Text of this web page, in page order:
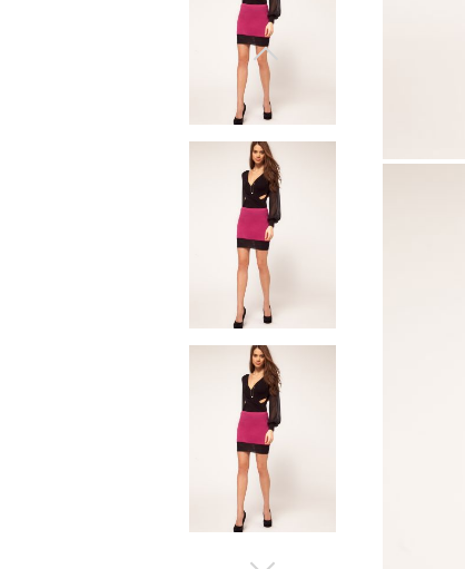
Σεντόνια με λάστιχο
Βρεφικά και παιδικά
σεντόνια
Κουβέρτες
Κουβερτές για μωρό
Baby swaddle wraps
Μεταξωτή μαξιλαροθήκη